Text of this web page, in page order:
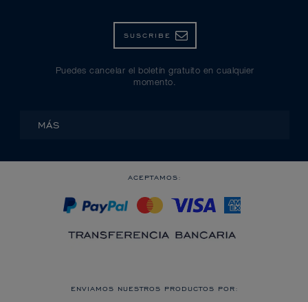
SUSCRIBE
Puedes cancelar el boletín gratuito en cualquier
momento.
MÁS
ACEPTAMOS:
ENVIAMOS NUESTROS PRODUCTOS POR: